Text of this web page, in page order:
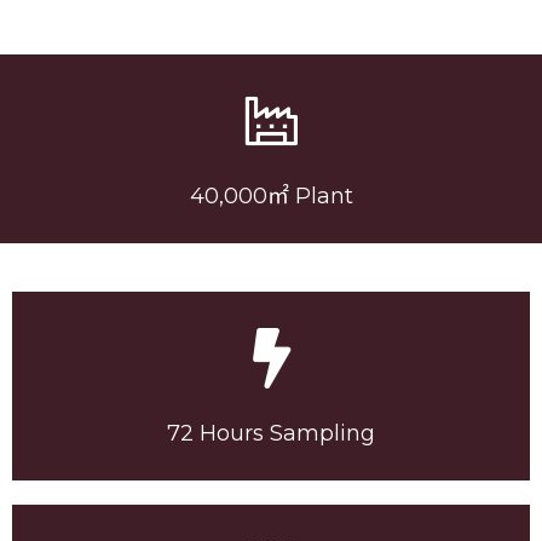
40,000㎡ Plant
72 Hours Sampling